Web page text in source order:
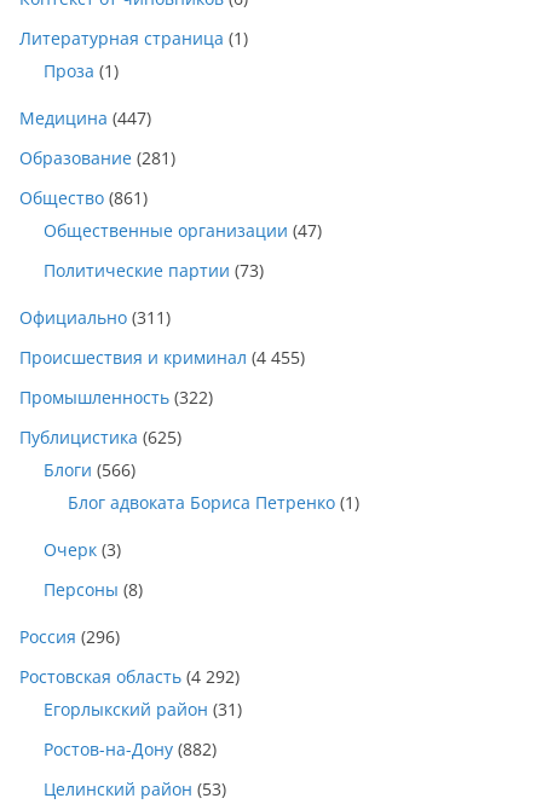
Литературная страница (1)
Проза (1)
Медицина (447)
Образование (281)
Общество (861)
Общественные организации (47)
Политические партии (73)
Официально (311)
Происшествия и криминал (4 455)
Промышленность (322)
Публицистика (625)
Блоги (566)
Блог адвоката Бориса Петренко (1)
Очерк (3)
Персоны (8)
Россия (296)
Ростовская область (4 292)
Егорлыкский район (31)
Ростов-на-Дону (882)
Целинский район (53)